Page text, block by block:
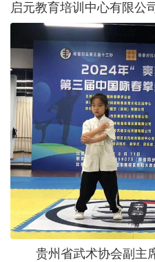
启元教育培训中心有限公
贵州省武术协会副主